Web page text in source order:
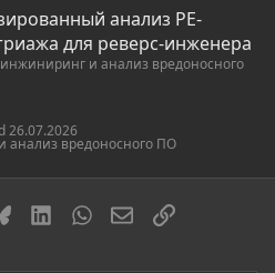
анализ PE-
для реверс-инженера
и анализ вредоносного
анализ вредоносного ПО
26.07.2026
BlueskyLinkedInWhatsAppЭлектронная
Ссылка